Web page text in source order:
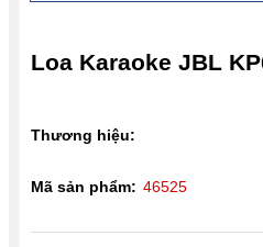
Loa Karaoke JBL
Thương hiệu:
Mã sản phẩm: 46525